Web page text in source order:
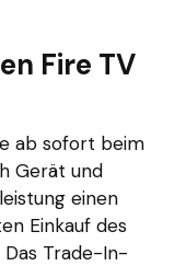
Fire TV
ab sofort beim
Gerät und
einen
Einkauf des
Das Trade-In-